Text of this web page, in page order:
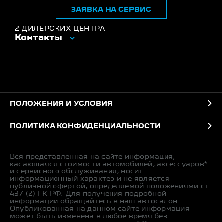
2 ДИЛЕРСКИХ ЦЕНТРА
Контакты
ЗАЯВКА НА СЕРВИС
ПОЛОЖЕНИЯ И УСЛОВИЯ
ПОЛИТИКА КОНФИДЕНЦИАЛЬНОСТИ
Вся представленная на сайте информация,
касающаяся стоимости автомобилей, аксессуаров*
и сервисного обслуживания, носит
информационный характер и не является
публичной офертой, определяемой положениями ст.
437 (2) ГК РФ. Для получения подробной
информации обращайтесь в наш автосалон.
Опубликованная на данном сайте информация
может быть изменена в любое время без